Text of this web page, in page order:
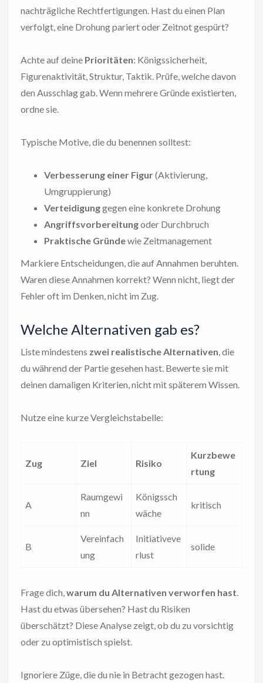
nachträgliche Rechtfertigungen. Hast du einen Plan
verfolgt, eine Drohung pariert oder Zeitnot gespürt?
Achte auf deine Prioritäten: Königssicherheit,
Figurenaktivität, Struktur, Taktik. Prüfe, welche davon
den Ausschlag gab. Wenn mehrere Gründe existierten,
ordne sie.
Typische Motive, die du benennen solltest:
Verbesserung einer Figur(Aktivierung,
Umgruppierung)
Verteidigunggegen eine konkrete Drohung
Angriffsvorbereitungoder Durchbruch
Praktische Gründewie Zeitmanagement
Markiere Entscheidungen, die auf Annahmen beruhten.
Waren diese Annahmen korrekt? Wenn nicht, liegt der
Fehler oft im Denken, nicht im Zug.
Welche Alternativen gab es?
Liste mindestens zwei realistische Alternativen, die
du während der Partie gesehen hast. Bewerte sie mit
deinen damaligen Kriterien, nicht mit späterem Wissen.
Nutze eine kurze Vergleichstabelle:
Zug Ziel Risiko
Kurzbewe
rtung
A
Raumgewi
nn
Königssch
wäche
kritisch
B
Vereinfach
ung
Initiativeve
rlust
solide
Frage dich,warum du Alternativen verworfen hast.
Hast du etwas übersehen? Hast du Risiken
überschätzt? Diese Analyse zeigt, ob du zu vorsichtig
oder zu optimistisch spielst.
Ignoriere Züge, die du nie in Betracht gezogen hast.